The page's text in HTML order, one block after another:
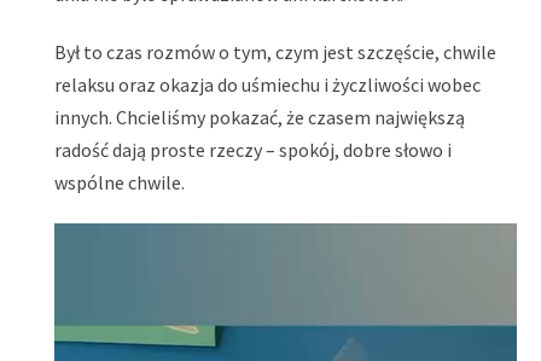
Był to czas rozmów o tym, czym jest szczęście, chwile
relaksu oraz okazja do uśmiechu i życzliwości wobec
innych. Chcieliśmy pokazać, że czasem największą
radość dają proste rzeczy – spokój, dobre słowo i
wspólne chwile.